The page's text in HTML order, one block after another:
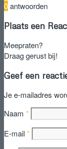
0antwoorden
Plaats een
Meepraten?
Draag gerust bij!
Geef een
Je e-mailadres
Naam *
E-mail*